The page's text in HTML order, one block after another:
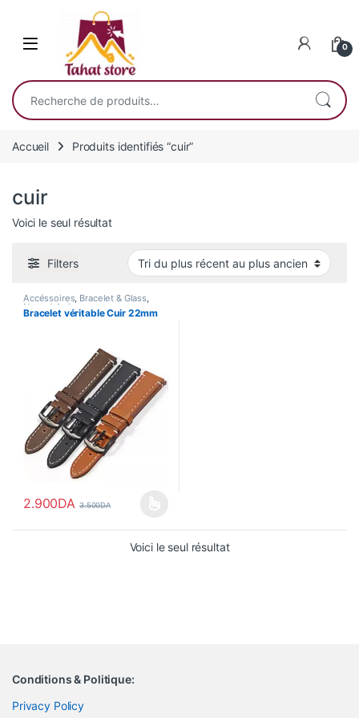
0
Recherche pour :
Accueil Produits identifiés “cuir”
cuir
Voici le seul résultat
Filters
Accéssoires, Bracelet & Glass,
Nouvel Arrivage
Bracelet véritable Cuir 22mm
2.900DA 3.500DA
Ce produit a plusieurs variations. Les options peuvent être
Voici le seul résultat
Conditions & Politique:
Privacy Policy